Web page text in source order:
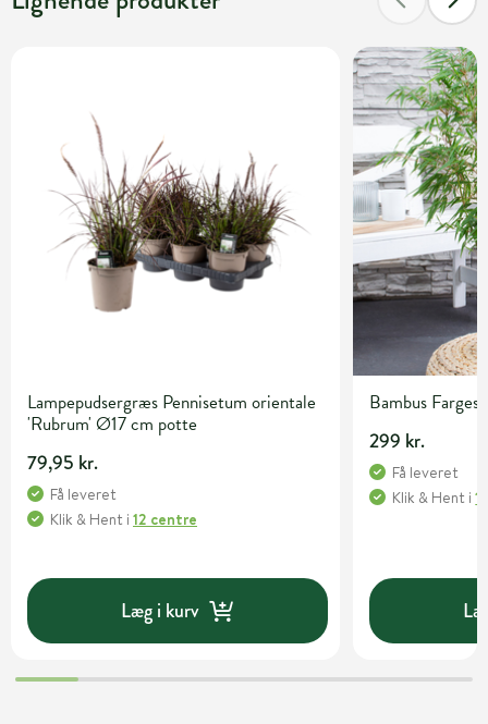
Lampepudsergræs Pennisetum orientale
'Rubrum' Ø17 cm potte
79,95 kr.
Få leveret
Klik & Hent i 12 centre
Læg i kurv
Bambus
299 kr.
Få leveret
Klik & Hent i